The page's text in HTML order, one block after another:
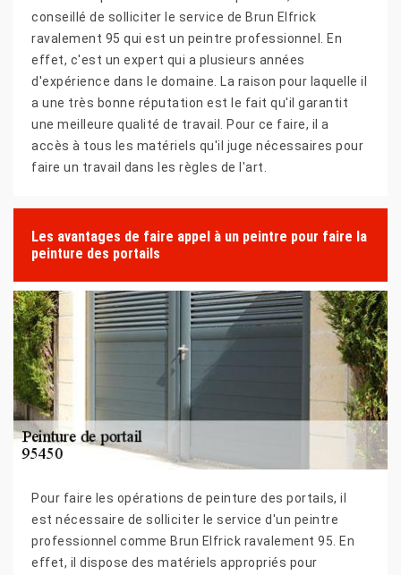
conseillé de solliciter le service de Brun Elfrick
ravalement 95 qui est un peintre professionnel. En
effet, c'est un expert qui a plusieurs années
d'expérience dans le domaine. La raison pour laquelle il
a une très bonne réputation est le fait qu'il garantit
une meilleure qualité de travail. Pour ce faire, il a
accès à tous les matériels qu'il juge nécessaires pour
faire un travail dans les règles de l'art.
Les avantages de faire appel à un peintre pour faire la
peinture des portails
Pour faire les opérations de peinture des portails, il
est nécessaire de solliciter le service d'un peintre
professionnel comme Brun Elfrick ravalement 95. En
effet, il dispose des matériels appropriés pour